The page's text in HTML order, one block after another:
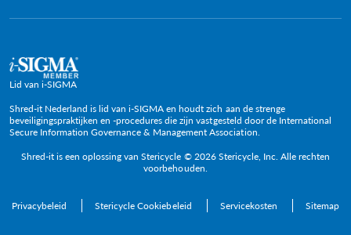
Lid van i-SIGMA
Shred-it Nederland is lid van i-SIGMA en houdt zich aan de strenge
beveiligingspraktijken en -procedures die zijn vastgesteld door de International
Secure Information Governance & Management Association.
Shred-it is een oplossing van Stericycle © 2026 Stericycle, Inc. Alle rechten
voorbehouden.
Privacybeleid Stericycle Cookiebeleid Servicekosten Sitemap